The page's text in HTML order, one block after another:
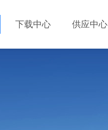
下载中心 供应中心